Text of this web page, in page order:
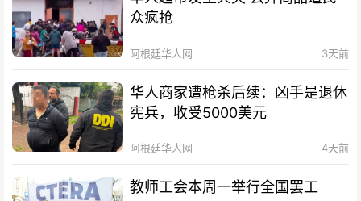
众疯抢
阿根廷华人网 3天前
华人商家遭枪杀后续：凶手是退休
宪兵，收受5000美元
阿根廷华人网 4天前
教师工会本周一举行全国罢工